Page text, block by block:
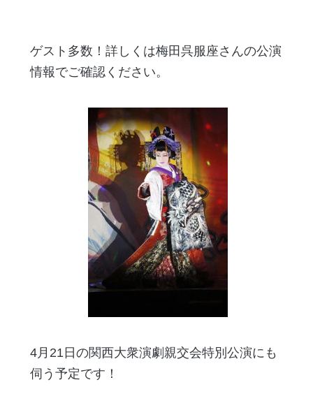
ゲスト多数！詳しくは梅田呉服座さんの公演
情報でご確認ください。
4月21日の関西大衆演劇親交会特別公演にも
伺う予定です！